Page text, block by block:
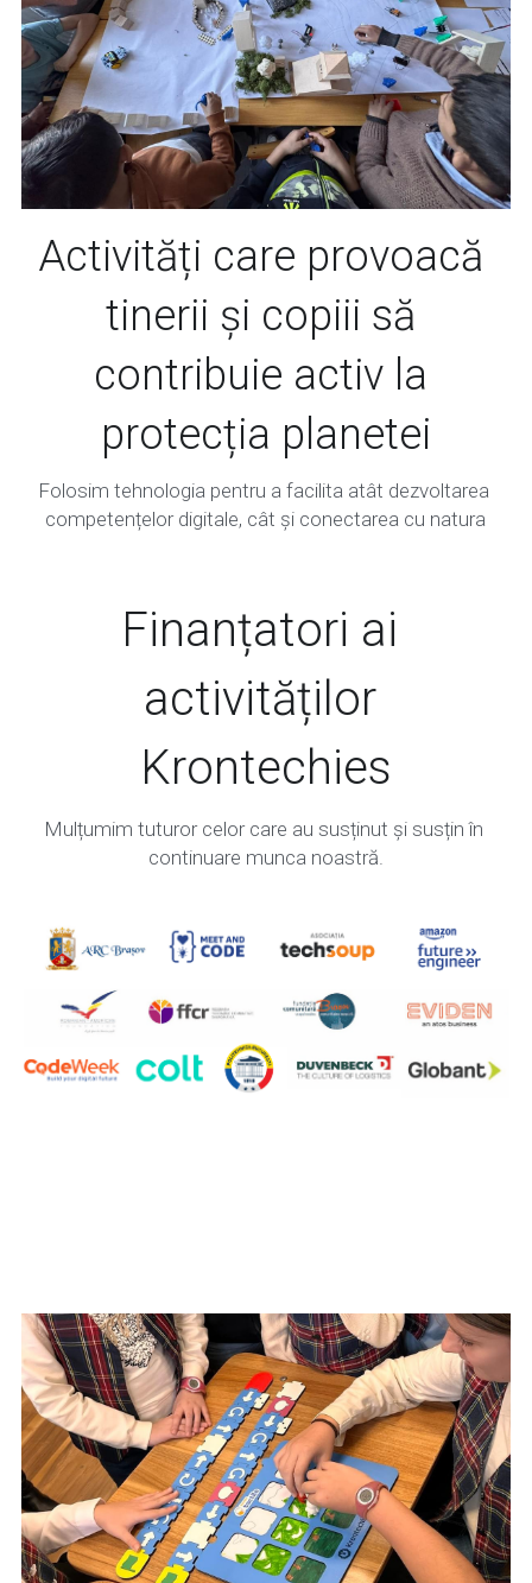
Activități care provoacă
tinerii și copiii să
contribuie activ la
protecția planetei
Folosim tehnologia pentru a facilita atât dezvoltarea
competențelor digitale, cât și conectarea cu natura
Finanțatori ai
activităților
Krontechies
Mulțumim tuturor celor care au susținut și susțin în
continuare munca noastră.